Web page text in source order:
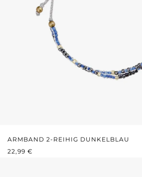
ARMBAND 2-REIHIG DUNKELBLAU
REGULÄRER PREIS:
22,99 €